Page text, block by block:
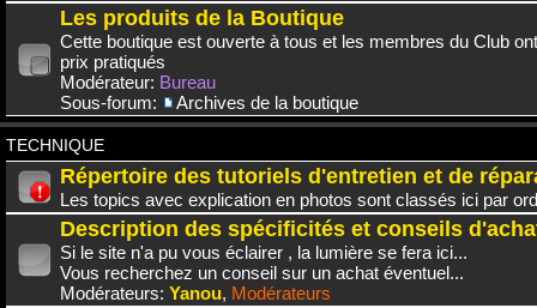
Les produits de la Boutique
Cette boutique est ouverte à tous et les membres du Club
prix pratiqués
Modérateur: Bureau
Sous-forum:
Archives de la boutique
TECHNIQUE
Répertoire des tutoriels d'entretien et de
Les topics avec explication en photos sont classés ici par
Description des spécificités et conseils
Si le site n'a pu vous éclairer , la lumière se fera ici...
Vous recherchez un conseil sur un achat éventuel...
Modérateurs: Yanou, Modérateurs